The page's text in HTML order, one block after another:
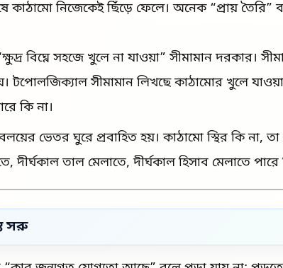
কাঠামো নিজেকেই ছিঁড়ে ফেলে। অনেক “প্রায়
বিঘ্নে সহজে খুলে না যাওয়া” সীমামান দরকার।
টপোলজিক্যাল সীমামান লিখছে কাঠামোর খুলে
কি না।
ভেতর ঘুরে প্রবাহিত হয়। কাঠামো স্থির কি না,
দীর্ঘকাল তাল মেলাতে, দীর্ঘকাল হিসাব মেলাতে পারে
সরু